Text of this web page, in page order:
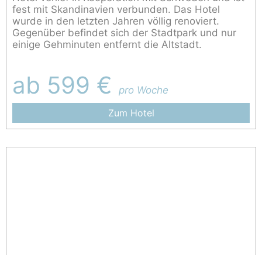
fest mit Skandinavien verbunden. Das Hotel
wurde in den letzten Jahren völlig renoviert.
Gegenüber befindet sich der Stadtpark und nur
einige Gehminuten entfernt die Altstadt.
ab 599 €
pro Woche
Zum Hotel